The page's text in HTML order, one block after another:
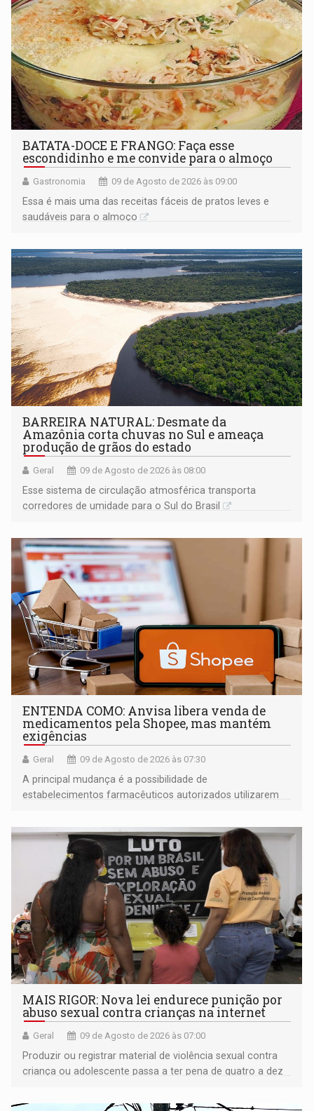
BATATA-DOCE E FRANGO: Faça esse
escondidinho e me convide para o almoço
Gastronomia 09 de Agosto de 2026 às 09:00
Essa é mais uma das receitas fáceis de pratos leves e
saudáveis para o almoço
BARREIRA NATURAL: Desmate da
Amazônia corta chuvas no Sul e ameaça
produção de grãos do estado
Geral 09 de Agosto de 2026 às 08:00
Esse sistema de circulação atmosférica transporta
corredores de umidade para o Sul do Brasil
ENTENDA COMO: Anvisa libera venda de
medicamentos pela Shopee, mas mantém
exigências
Geral 09 de Agosto de 2026 às 07:30
A principal mudança é a possibilidade de
estabelecimentos farmacêuticos autorizados utilizarem
MAIS RIGOR: Nova lei endurece punição por
abuso sexual contra crianças na internet
Geral 09 de Agosto de 2026 às 07:00
Produzir ou registrar material de violência sexual contra
criança ou adolescente passa a ter pena de quatro a dez